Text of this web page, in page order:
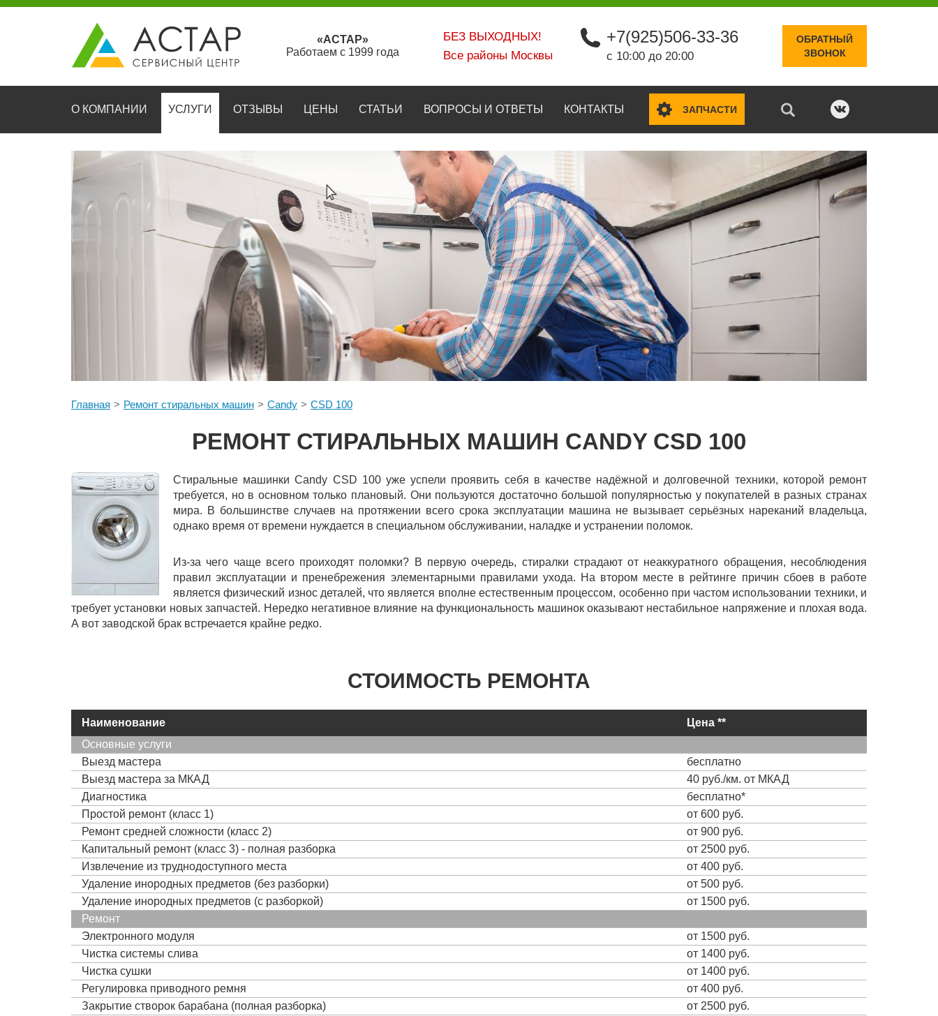
«АСТАР»
Работаем с 1999 года
БЕЗ ВЫХОДНЫХ!
Все районы Москвы
+7(925)506-33-36
с 10:00 до 20:00
ОБРАТНЫЙ
ЗВОНОК
О КОМПАНИИ УСЛУГИ ОТЗЫВЫ ЦЕНЫ СТАТЬИ ВОПРОСЫ И ОТВЕТЫ КОНТАКТЫ ЗАПЧАСТИ
Главная Ремонт стиральных машин Candy CSD 100
РЕМОНТ СТИРАЛЬНЫХ МАШИН CANDY CSD 100
Стиральные машинки Candy CSD 100 уже успели проявить себя в качестве надёжной и долговечной техники, которой ремонт
требуется, но в основном только плановый. Они пользуются достаточно большой популярностью у покупателей в разных странах
мира. В большинстве случаев на протяжении всего срока эксплуатации машина не вызывает серьёзных нареканий владельца,
однако время от времени нуждается в специальном обслуживании, наладке и устранении поломок.
Из-за чего чаще всего проиходят поломки? В первую очередь, стиралки страдают от неаккуратного обращения, несоблюдения
правил эксплуатации и пренебрежения элементарными правилами ухода. На втором месте в рейтинге причин сбоев в работе
является физический износ деталей, что является вполне естественным процессом, особенно при частом использовании техники, и
требует установки новых запчастей. Нередко негативное влияние на функциональность машинок оказывают нестабильное напряжение и плохая вода.
А вот заводской брак встречается крайне редко.
СТОИМОСТЬ РЕМОНТА
Наименование
Цена **
Основные услуги
Выезд мастера
бесплатно
Выезд мастера за МКАД
40 руб./км. от МКАД
Диагностика
бесплатно*
Простой ремонт (класс 1)
от 600 руб.
Ремонт средней сложности (класс 2)
от 900 руб.
Капитальный ремонт (класс 3) - полная разборка
от 2500 руб.
Извлечение из труднодоступного места
от 400 руб.
Удаление инородных предметов (без разборки)
от 500 руб.
Удаление инородных предметов (с разборкой)
от 1500 руб.
Ремонт
Электронного модуля
от 1500 руб.
Чистка системы слива
от 1400 руб.
Чистка сушки
от 1400 руб.
Регулировка приводного ремня
от 400 руб.
Закрытие створок барабана (полная разборка)
от 2500 руб.